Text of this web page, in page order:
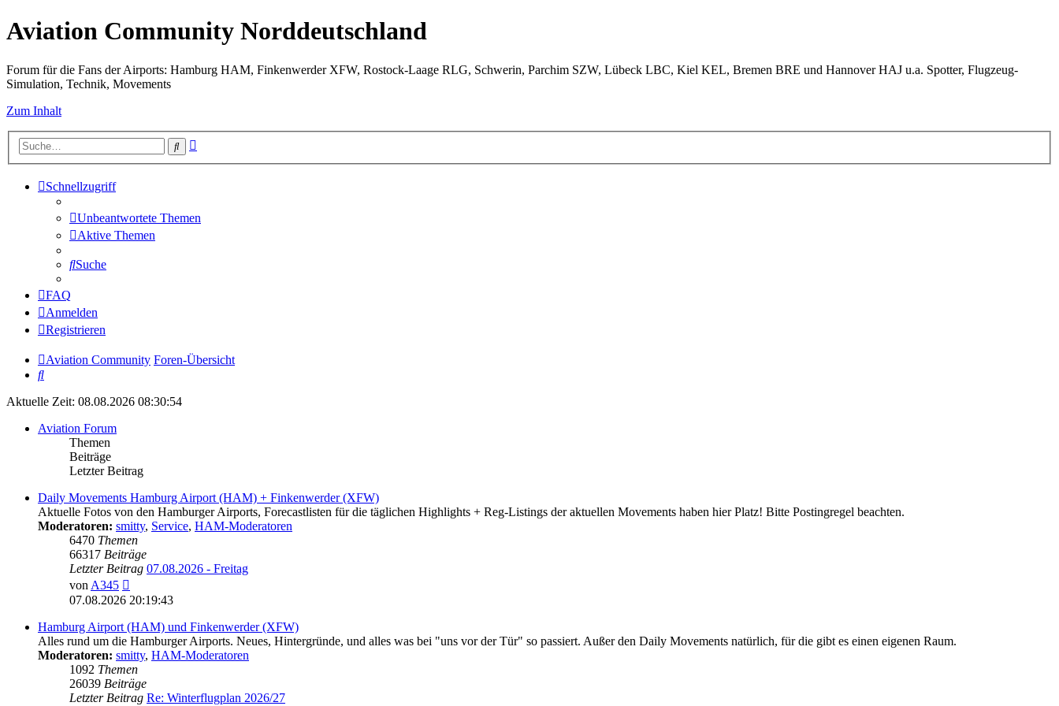
Aviation Community Norddeutschland
Forum für die Fans der Airports: Hamburg HAM, Finkenwerder XFW, Rostock-Laage RLG, Schwerin, Parchim SZW, Lübeck LBC, Kiel KEL, Bremen BRE und Hannover HAJ u.a. Spotter, Flugzeug-
Simulation, Technik, Movements
Zum Inhalt
Suche
Schnellzugriff
Unbeantwortete Themen
Aktive Themen
Suche
FAQ
Anmelden
Registrieren
Aviation Community Foren-Übersicht
Suche
Aktuelle Zeit: 08.08.2026 08:30:54
Aviation Forum
Themen
Beiträge
Letzter Beitrag
Daily Movements Hamburg Airport (HAM) + Finkenwerder (XFW)
Aktuelle Fotos von den Hamburger Airports, Forecastlisten für die täglichen Highlights + Reg-Listings der aktuellen Movements haben hier Platz! Bitte Postingregel beachten.
Moderatoren: smitty, Service, HAM-Moderatoren
6470 Themen
66317 Beiträge
Letzter Beitrag 07.08.2026 - Freitag
vonA345
Beitrag
07.08.2026 20:19:43
Hamburg Airport (HAM) und Finkenwerder (XFW)
Alles rund um die Hamburger Airports. Neues, Hintergründe, und alles was bei "uns vor der Tür" so passiert. Außer den Daily Movements natürlich, für die gibt es einen eigenen Raum.
Moderatoren: smitty, HAM-Moderatoren
1092 Themen
26039 Beiträge
Letzter Beitrag Re: Winterflugplan 2026/27